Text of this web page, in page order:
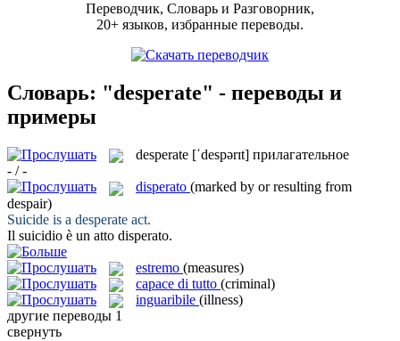
Переводчик, Словарь и Разговорник,
20+ языков, избранные переводы.
Словарь: "desperate" - переводы и
примеры
desperate [ˈdespərɪt] прилагательное
- / -
disperato (marked by or resulting from
despair)
Suicide is a desperate act.
Il suicidio è un atto disperato.
estremo (measures)
capace di tutto (criminal)
inguaribile (illness)
другие переводы 1
свернуть